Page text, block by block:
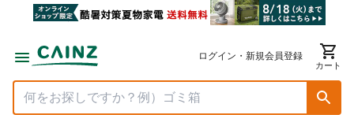
ログイン・新規会員登録
カート